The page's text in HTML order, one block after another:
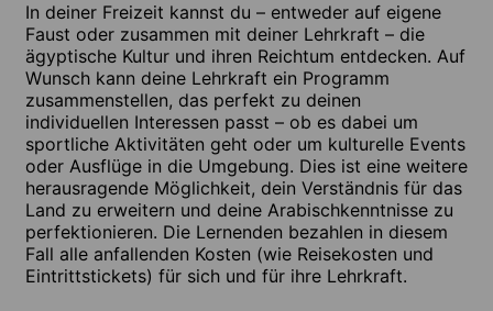
In deiner Freizeit kannst du – entweder auf eigene
Faust oder zusammen mit deiner Lehrkraft – die
ägyptische Kultur und ihren Reichtum entdecken. Auf
Wunsch kann deine Lehrkraft ein Programm
zusammenstellen, das perfekt zu deinen
individuellen Interessen passt – ob es dabei um
sportliche Aktivitäten geht oder um kulturelle Events
oder Ausflüge in die Umgebung. Dies ist eine weitere
herausragende Möglichkeit, dein Verständnis für das
Land zu erweitern und deine Arabischkenntnisse zu
perfektionieren. Die Lernenden bezahlen in diesem
Fall alle anfallenden Kosten (wie Reisekosten und
Eintrittstickets) für sich und für ihre Lehrkraft.